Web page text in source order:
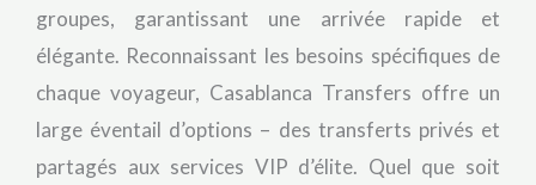
groupes, garantissant une arrivée rapide et
élégante. Reconnaissant les besoins spécifiques de
chaque voyageur, Casablanca Transfers offre un
large éventail d’options – des transferts privés et
partagés aux services VIP d’élite. Quel que soit